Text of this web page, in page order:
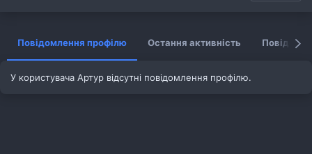
Повідомлення профілю Остання активність
У користувача Артур відсутні повідомлення профілю.